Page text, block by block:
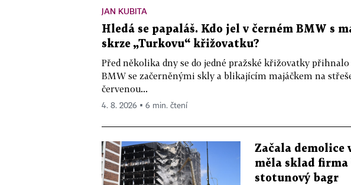
JAN KUBITA
Hledá se papaláš. Kdo jel v černém BMW s
skrze „Turkovu“ křižovatku?
Před několika dny se do jedné pražské křižovatky
BMW se začerněnými skly a blikajícím majáčkem na
červenou...
4. 8. 2026 ▪ 6 min. čtení
Začala demolice
měla sklad firma
stotunový bagr